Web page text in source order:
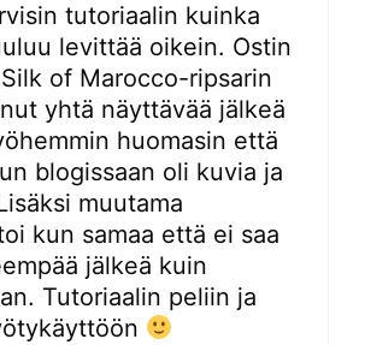
tutoriaalin kuinka
levittää oikein. Ostin
of Marocco-ripsarin
yhtä näyttävää jälkeä
huomasin että
blogissaan oli kuvia ja
muutama
kun samaa että ei saa
jälkeä kuin
Tutoriaalin peliin ja